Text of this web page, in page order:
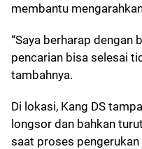
membantu
“Saya berharap dengan
pencarian bisa selesai
tambahnya.
Di lokasi, Kang DS
longsor dan bahkan
saat proses